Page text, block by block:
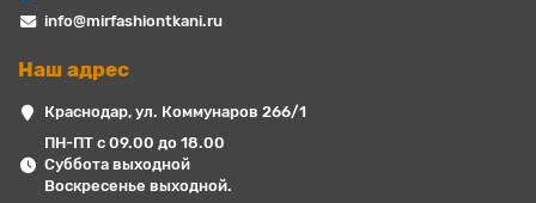
info@mirfashiontkani.ru
Наш адрес
Краснодар, ул. Коммунаров 266/1
ПН-ПТ с 09.00 до 18.00
Суббота выходной
Воскресенье выходной.